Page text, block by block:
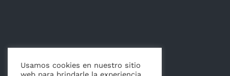
Usamos cookies en nuestro sitio